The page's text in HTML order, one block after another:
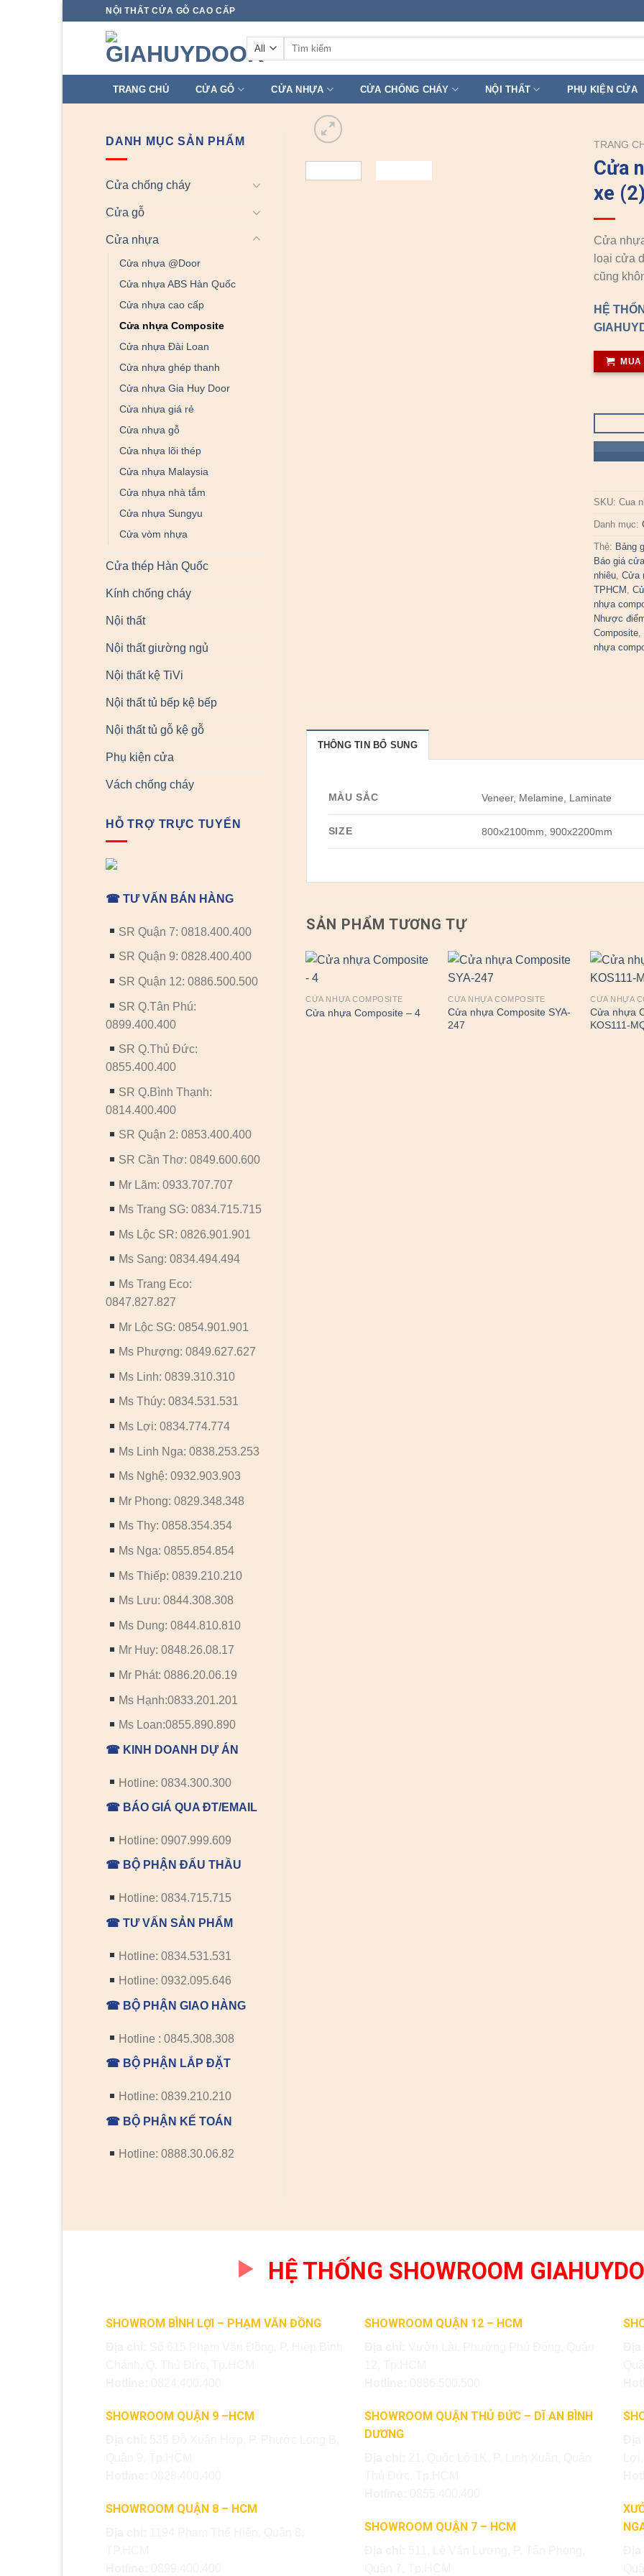
NỘI THẤT CỬA GỖ CAO CẤP
Tìm
TRANG CHỦ CỬA GỖ CỬA NHỰA CỬA CHỐNG CHÁY NỘI THẤT PHỤ KIỆN CỬA
DANH MỤC SẢN PHẨM
Cửa chống cháy
Cửa gỗ
Cửa nhựa
Cửa nhựa @Door
Cửa nhựa ABS Hàn Quốc
Cửa nhựa cao cấp
Cửa nhựa Composite
Cửa nhựa Đài Loan
Cửa nhựa ghép thanh
Cửa nhựa Gia Huy Door
Cửa nhựa giá rẻ
Cửa nhựa gỗ
Cửa nhựa lõi thép
Cửa nhựa Malaysia
Cửa nhựa nhà tắm
Cửa nhựa Sungyu
Cửa vòm nhựa
Cửa thép Hàn Quốc
Kính chống cháy
Nội thất
Nội thất giường ngủ
Nội thất kệ TiVi
Nội thất tủ bếp kệ bếp
Nội thất tủ gỗ kệ gỗ
Phụ kiện cửa
Vách chống cháy
HỖ TRỢ TRỰC TUYẾN
☎ TƯ VẤN BÁN HÀNG
SR Quận 7: 0818.400.400
SR Quận 9: 0828.400.400
SR Quận 12: 0886.500.500
SR Q.Tân Phú:
0899.400.400
SR Q.Thủ Đức:
0855.400.400
SR Q.Bình Thạnh:
0814.400.400
SR Quận 2: 0853.400.400
SR Cần Thơ: 0849.600.600
Mr Lãm: 0933.707.707
Ms Trang SG: 0834.715.715
Ms Lộc SR: 0826.901.901
Ms Sang: 0834.494.494
Ms Trang Eco:
0847.827.827
Mr Lộc SG: 0854.901.901
Ms Phượng: 0849.627.627
Ms Linh: 0839.310.310
Ms Thúy: 0834.531.531
Ms Lợi: 0834.774.774
Ms Linh Nga: 0838.253.253
Ms Nghệ: 0932.903.903
Mr Phong: 0829.348.348
Ms Thy: 0858.354.354
Ms Nga: 0855.854.854
Ms Thiếp: 0839.210.210
Ms Lưu: 0844.308.308
Ms Dung: 0844.810.810
Mr Huy: 0848.26.08.17
Mr Phát: 0886.20.06.19
Ms Hạnh:0833.201.201
Ms Loan:0855.890.890
☎ KINH DOANH DỰ ÁN
Hotline: 0834.300.300
☎ BÁO GIÁ QUA ĐT/EMAIL
Hotline: 0907.999.609
☎ BỘ PHẬN ĐẤU THẦU
Hotline: 0834.715.715
☎ TƯ VẤN SẢN PHẨM
Hotline: 0834.531.531
Hotline: 0932.095.646
☎ BỘ PHẬN GIAO HÀNG
Hotline : 0845.308.308
☎ BỘ PHẬN LẮP ĐẶT
Hotline: 0839.210.210
☎ BỘ PHẬN KẾ TOÁN
Hotline: 0888.30.06.82
TRANG
Cửa
xe
Cửa
loại cửa
cũng
HỆ
SKU:Cua
Danh mục:
Thẻ: Bảng
Báo giá
nhiêu,Cửa
TPHCM ,
nhựa
Nhược
Composite,
nhựa
THÔNG TIN BỔ SUNG
MÀU SẮC Veneer, Melamine, Laminate
SIZE 800x2100mm, 900x2200mm
SẢN PHẨM TƯƠNG TỰ
CỬA NHỰA COMPOSITE
Cửa nhựa Composite – 4
CỬA NHỰA COMPOSITE
Cửa nhựa Composite SYA-
247
CỬA NHỰA
Cửa nhựa
KOS111-
CỬA NHỰA COMPOSITE
Cửa nhựa Composite SYB-
CỬA NHỰA COMPOSITE
Cửa nhựa Composite SGD-
MB 2
HỆ THỐNG SHOWROOM
SHOWROM BÌNH LỢI – PHẠM VĂN ĐỒNG
SHOWROOM QUẬN 9 –HCM
SHOWROOM QUẬN 8 – HCM
SHOWROOM QUẬN 12 – HCM
SHOWROOM QUẬN THỦ ĐỨC – DĨ AN BÌNH
DƯƠNG
SHOWROOM QUẬN 7 – HCM